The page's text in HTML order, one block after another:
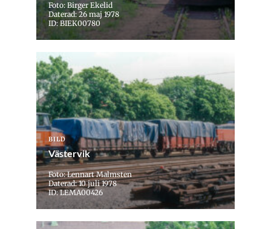
Foto: Birger Ekelid
Daterad: 26 maj 1978
ID: BIEK00780
BILD
Västervik
Foto: Lennart Malmsten
Daterad: 10 juli 1978
ID: LEMA00426